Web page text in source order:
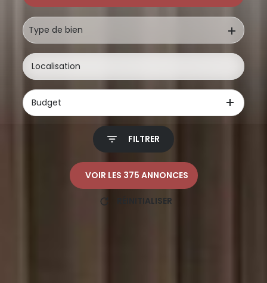
De l'immo pro
Type de bien
Budget
FILTRER
VOIR LES 375 ANNONCES
RÉINITIALISER